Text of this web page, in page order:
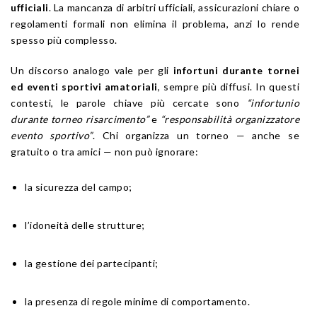
ufficiali. La mancanza di arbitri ufficiali, assicurazioni chiare o
regolamenti formali non elimina il problema, anzi lo rende
spesso più complesso.
Un discorso analogo vale per gli infortuni durante tornei
ed eventi sportivi amatoriali, sempre più diffusi. In questi
contesti, le parole chiave più cercate sono
“infortunio
durante torneo risarcimento”e “responsabilità organizzatore
evento sportivo”. Chi organizza un torneo — anche se
gratuito o tra amici — non può ignorare:
la sicurezza del campo;
l’idoneità delle strutture;
la gestione dei partecipanti;
la presenza di regole minime di comportamento.